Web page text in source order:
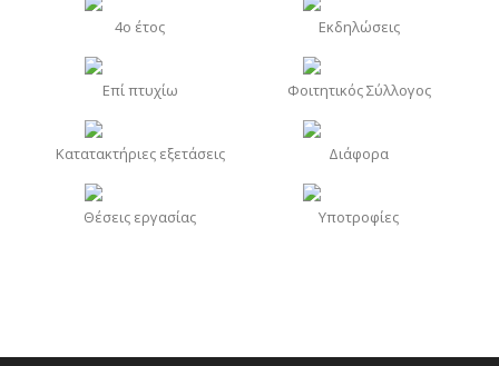
4o έτος Εκδηλώσεις
Επί πτυχίω Φοιτητικός Σύλλογος
Κατατακτήριες εξετάσεις Διάφορα
Θέσεις εργασίας Υποτροφίες